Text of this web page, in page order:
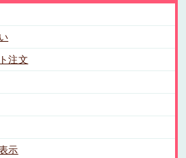
注文
示